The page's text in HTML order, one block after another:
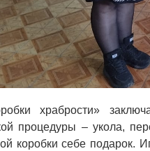
храбрости»
процедуры – укола,
коробки себе подарок.